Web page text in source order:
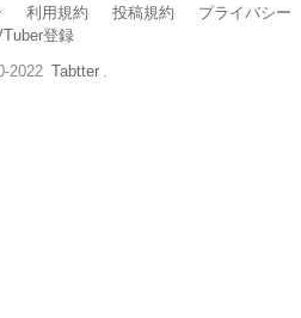
利用規約 投稿規約
プライバシー
登録
2022 Tabtter .